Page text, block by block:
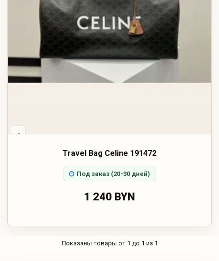
‹
Travel Bag Celine 191472
Под заказ (20-30 дней)
1 240 BYN
Показаны товары от 1 до 1 из 1